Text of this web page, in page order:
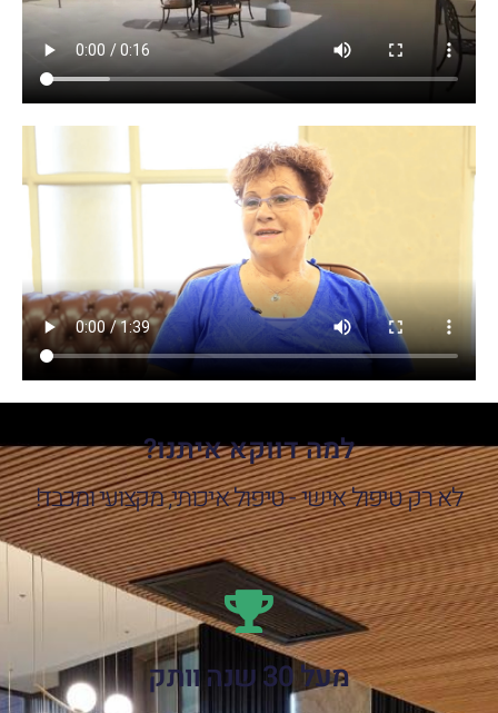
למה דווקא איתנו?
לא רק טיפול אישי - טיפול איכותי, מקצועי ומכבד!
מעל 30 שנה וותק